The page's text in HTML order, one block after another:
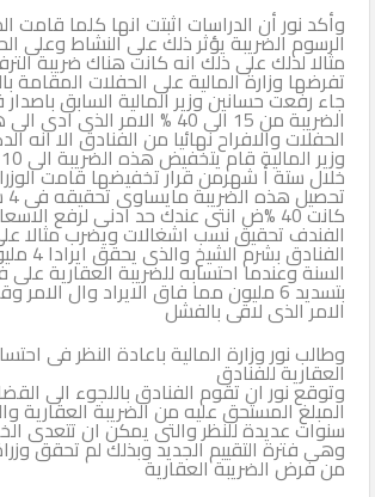
وأكد نور أن الدراسات اثبتت انها كلما قامت
الرسوم الضريبة يؤثر ذلك على النشاط وعلى
مثالا لذلك على ذلك انه كانت هناك ضريبة
تفرضها وزارة المالية على الحفلات المقامة
جاء رفعت حسانين وزير المالية السابق
الضريبة من 15 الى 40 % الامر
الحفلات والافراح نهائيا من الفنادق الا انه
خلال ستة أ شهرمن قرار تخفيضها قامت
كانت 40 %ض انتى عندك حد ادنى لرفع
الفندف تحقيق نسب اشغالات ويضرب مثالا
الفنادق
السنة وعندما احتسابه للضريبة العقارية
بتسديد 6 مليون مما فاق الايراد وال
الامر الذى لاقى بالفشل
وطالب نور وزارة المالية باعادة النظر فى
العقارية للفنادق
وتوقع نور ان تقوم الفنادق باللجوء الى
المبلغ المستحق عليه من الضريبة العقارية
سنوات عديدة للنظر والتى يمكن ان تتعدى
وهى فترة التقييم الجديد وبذلك لم تحقق
من فرض الضريبة العقارية